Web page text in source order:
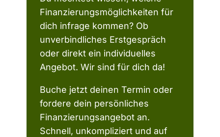
Finanzierungsmöglichkeiten für
dich infrage kommen? Ob
unverbindliches Erstgespräch
oder direkt ein individuelles
Angebot. Wir sind für dich da!
Buche jetzt deinen Termin oder
fordere dein persönliches
Finanzierungsangebot an.
Schnell, unkompliziert und auf